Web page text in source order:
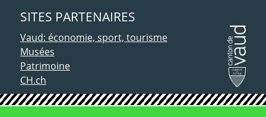
SITES PARTENAIRES
Vaud: économie, sport, tourisme
Musées
Patrimoine
CH.ch